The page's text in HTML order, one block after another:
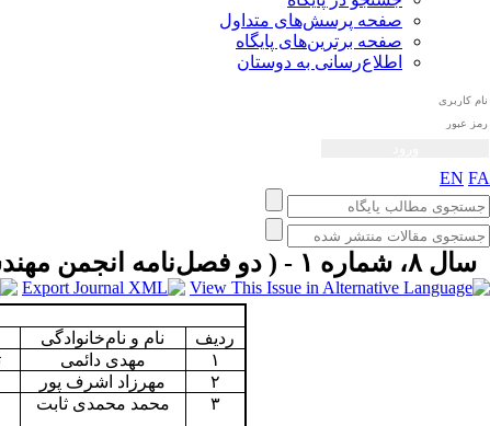
صفحه پرسش‌های متداول
صفحه برترین‌های پایگاه
اطلاع‌رسانی به دوستان
EN FA
سال ۸، شماره ۱ - ( دو فصل‌نامه انجمن مهندسی صوتیات ايران بهار و تابستان ۱۳۹۹ )
ردیف
نام و نام‌خانوادگی
۱
مهدی دائمی
۲
مهرزاد اشرف پور
۳
محمد محمدی ثابت